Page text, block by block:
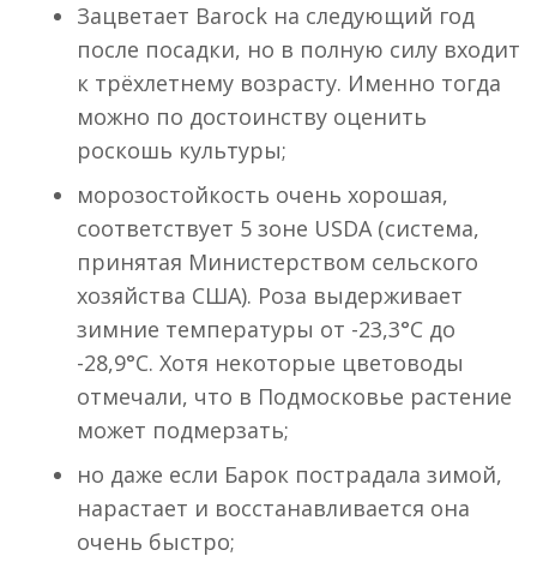
Зацветает Barock на следующий год
после посадки, но в полную силу входит
к трёхлетнему возрасту. Именно тогда
можно по достоинству оценить
роскошь культуры;
морозостойкость очень хорошая,
соответствует 5 зоне USDA (система,
принятая Министерством сельского
хозяйства США). Роза выдерживает
зимние температуры от -23,3°С до
-28,9°С. Хотя некоторые цветоводы
отмечали, что в Подмосковье растение
может подмерзать;
но даже если Барок пострадала зимой,
нарастает и восстанавливается она
очень быстро;